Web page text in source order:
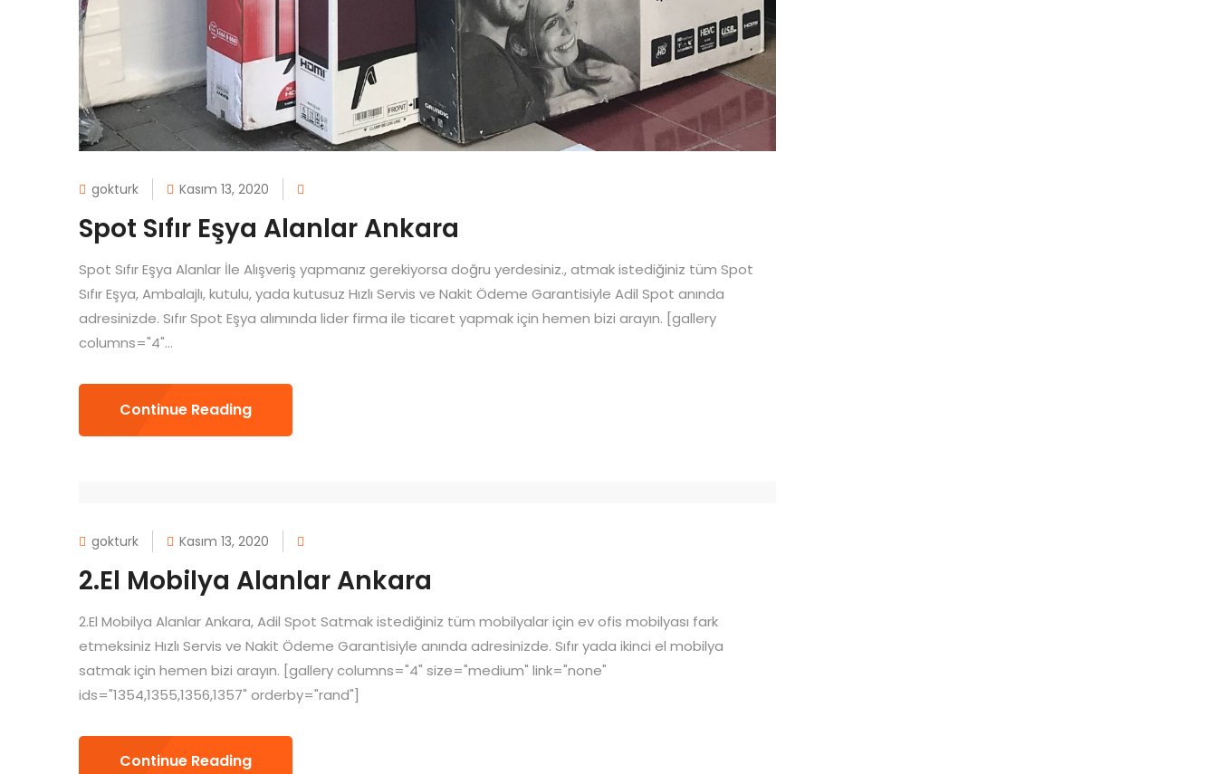
gokturk Kasım 13, 2020
Spot Sıfır Eşya Alanlar Ankara
Spot Sıfır Eşya Alanlar İle Alışveriş yapmanız gerekiyorsa doğru yerdesiniz., atmak istediğiniz tüm Spot
Sıfır Eşya, Ambalajlı, kutulu, yada kutusuz Hızlı Servis ve Nakit Ödeme Garantisiyle Adil Spot anında
adresinizde. Sıfır Spot Eşya alımında lider firma ile ticaret yapmak için hemen bizi arayın. [gallery
columns="4"...
Continue Reading
gokturk Kasım 13, 2020
2.El Mobilya Alanlar Ankara
2.El Mobilya Alanlar Ankara, Adil Spot Satmak istediğiniz tüm mobilyalar için ev ofis mobilyası fark
etmeksiniz Hızlı Servis ve Nakit Ödeme Garantisiyle anında adresinizde. Sıfır yada ikinci el mobilya
satmak için hemen bizi arayın. [gallery columns="4" size="medium" link="none"
ids="1354,1355,1356,1357" orderby="rand"]
Continue Reading